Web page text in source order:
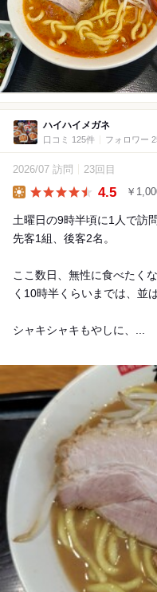
ハイハイメガネ
口コミ 125件 フォロワー
2026/07 訪問 23回目
4.5 ￥
土曜日の9時半頃に1人で訪問
先客1組、後客2名。
ここ数日、無性に食べたく
く10時半くらいまでは、並
シャキシャキもやしに、...